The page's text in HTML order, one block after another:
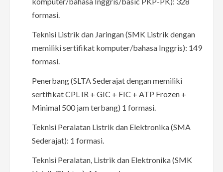
formasi.
Teknisi Listrik dan Jaringan (SMK Listrik dengan
memiliki sertifikat komputer/bahasa Inggris): 149
formasi.
Penerbang (SLTA Sederajat dengan memiliki
sertifikat CPL IR + GIC + FIC + ATP Frozen +
Minimal 500 jam terbang) 1 formasi.
Teknisi Peralatan Listrik dan Elektronika (SMA
Sederajat): 1 formasi.
Teknisi Peralatan, Listrik dan Elektronika (SMK